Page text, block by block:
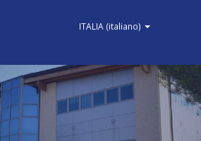
ITALIA (italiano)